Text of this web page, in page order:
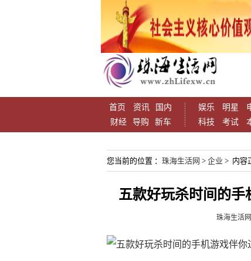
首页 资讯
国内
财经
导购 新车
娱乐 明星
科技
考试
您当前的位置 ： 珠海生活网 > 企业 > 内容
五款好玩杀时间的手
珠海生活网